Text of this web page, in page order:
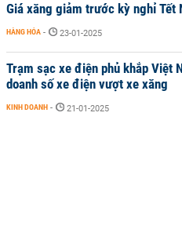
Giá xăng giảm trước kỳ nghỉ Tết
HÀNG HÓA - 23-01-2025
Trạm sạc xe điện phủ khắp Việt
doanh số xe điện vượt xe xăng
KINH DOANH - 21-01-2025